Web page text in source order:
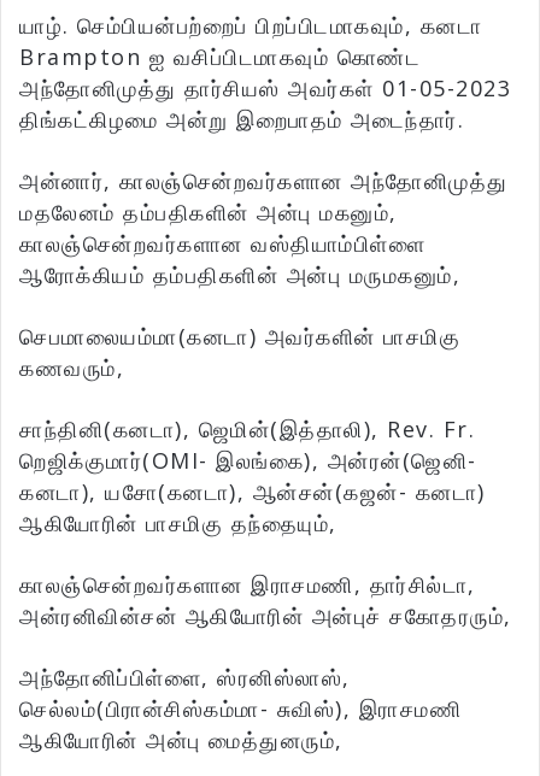
யாழ். செம்பியன்பற்றைப் பிறப்பிடமாகவும், கனடா
Brampton ஐ வசிப்பிடமாகவும் கொண்ட
அந்தோனிமுத்து தார்சியஸ் அவர்கள் 01-05-2023
திங்கட்கிழமை அன்று இறைபாதம் அடைந்தார்.
அன்னார், காலஞ்சென்றவர்களான அந்தோனிமுத்து
மதலேனம் தம்பதிகளின் அன்பு மகனும்,
காலஞ்சென்றவர்களான வஸ்தியாம்பிள்ளை
ஆரோக்கியம் தம்பதிகளின் அன்பு மருமகனும்,
செபமாலையம்மா(கனடா) அவர்களின் பாசமிகு
கணவரும்,
சாந்தினி(கனடா), ஜெமின்(இத்தாலி), Rev. Fr.
றெஜிக்குமார்(OMI- இலங்கை), அன்ரன்(ஜெனி-
கனடா), யசோ(கனடா), ஆன்சன்(கஜன்- கனடா)
ஆகியோரின் பாசமிகு தந்தையும்,
காலஞ்சென்றவர்களான இராசமணி, தார்சில்டா,
அன்ரனிவின்சன் ஆகியோரின் அன்புச் சகோதரரும்,
அந்தோனிப்பிள்ளை, ஸ்ரனிஸ்லாஸ்,
செல்லம்(பிரான்சிஸ்கம்மா- சுவிஸ்), இராசமணி
ஆகியோரின் அன்பு மைத்துனரும்,